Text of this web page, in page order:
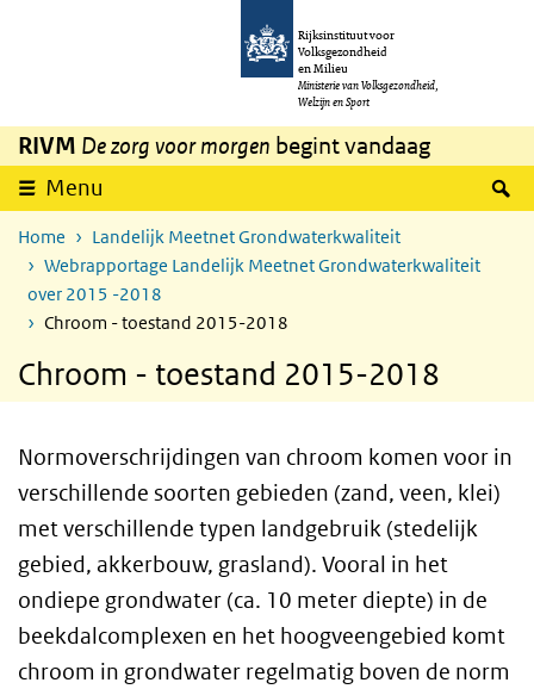
Overslaan en naar de inhoud gaan
Rijksinstituut voor
Volksgezondheid
en Milieu
Ministerie van Volksgezondheid,
Welzijn en Sport
RIVM De zorg voor morgen begint vandaag
Menu
Home
Landelijk Meetnet Grondwaterkwaliteit
Webrapportage Landelijk Meetnet Grondwaterkwaliteit
over 2015 -2018
Chroom - toestand 2015-2018
Chroom - toestand 2015-2018
Normoverschrijdingen van chroom komen voor in
verschillende soorten gebieden (zand, veen, klei)
met verschillende typen landgebruik (stedelijk
gebied, akkerbouw, grasland). Vooral in het
ondiepe grondwater (ca. 10 meter diepte) in de
beekdalcomplexen en het hoogveengebied komt
chroom in grondwater regelmatig boven de norm